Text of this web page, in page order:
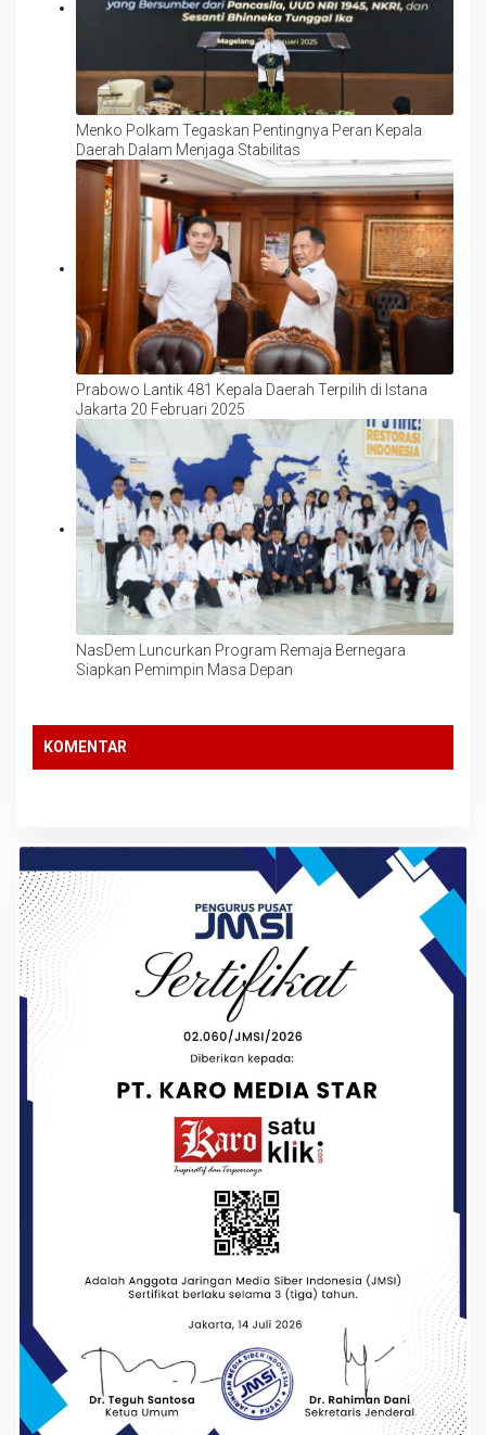
Menko Polkam Tegaskan Pentingnya Peran Kepala
Daerah Dalam Menjaga Stabilitas
Prabowo Lantik 481 Kepala Daerah Terpilih di Istana
Jakarta 20 Februari 2025
NasDem Luncurkan Program Remaja Bernegara
Siapkan Pemimpin Masa Depan
KOMENTAR